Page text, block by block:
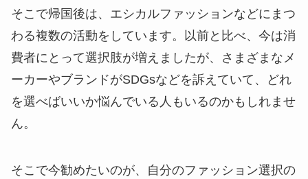
そこで帰国後は、エシカルファッションなどにまつ
わる複数の活動をしています。以前と比べ、今は消
費者にとって選択肢が増えましたが、さまざまなメ
ーカーやブランドがSDGsなどを訴えていて、どれ
を選べばいいか悩んでいる人もいるのかもしれませ
ん。
そこで今勧めたいのが、自分のファッション選択の